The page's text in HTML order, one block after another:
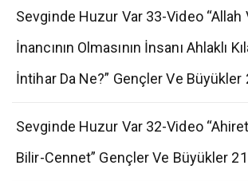
Sevginde Huzur Var 33-Video “Allah
İnancının Olmasının İnsanı Ahlaklı
İntihar Da Ne?” Gençler Ve Büyükler
Sevginde Huzur Var 32-Video
Bilir-Cennet” Gençler Ve Büyükler